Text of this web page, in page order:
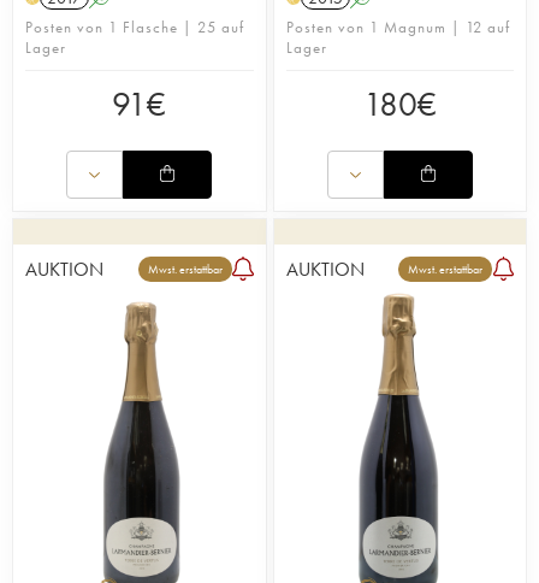
Posten von 1 Flasche | 25 auf
Lager
91€
Posten von 1 Magnum | 12 auf
Lager
180€
AUKTION Mwst. erstattbar AUKTION Mwst. erstattbar